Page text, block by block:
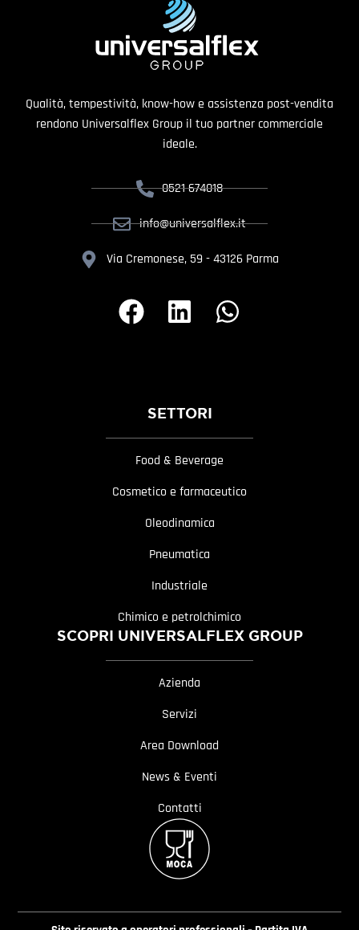
Qualità, tempestività, know-how e assistenza post-vendita
rendono Universalflex Group il tuo partner commerciale
ideale.
0521 674018
info@universalflex.it
Via Cremonese, 59 - 43126 Parma
SETTORI
Food & Beverage
Cosmetico e farmaceutico
Oleodinamica
Pneumatica
Industriale
Chimico e petrolchimico
SCOPRI UNIVERSALFLEX GROUP
Azienda
Servizi
Area Download
News & Eventi
Contatti